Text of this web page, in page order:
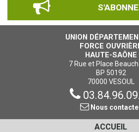
UNION
FORCE
HAUTE-SAÔNE
7 Rue et Place
BP 50192
70000 VESOUL
Nous
ACCUEIL